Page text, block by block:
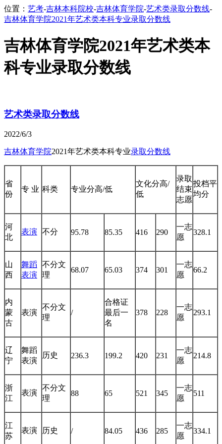
位置： 艺考-吉林本科院校-吉林体育学院-艺术类录取分数线-
吉林体育学院2021年艺术类本科专业录取分数线
吉林体育学院2021年艺术类本
科专业录取分数线
艺术类录取分数线
2022/6/3
吉林体育学院2021年艺术类本科专业录取分数线
省
份
专 业 科类 专业分高/低
文化分高/
低
录取
结束
志愿
投档平
均分
河
北
表演 不分 95.78 85.35 416 290
一志
愿
328.1
山
西
舞蹈
表演
不分文
理
68.07 65.03 374 301
一志
愿
66.2
内
蒙
古
表演
不分文
理
/
合格证
最后一
名
378 228
一志
愿
293.1
辽
宁
舞蹈
表演
历史 236.3 199.2 420 231
一志
愿
214.8
浙
江
表演
不分文
理
88 65 521 345
一志
愿
511
江
苏
表演 历史 / 84.05 436 285
一志
愿
334.1